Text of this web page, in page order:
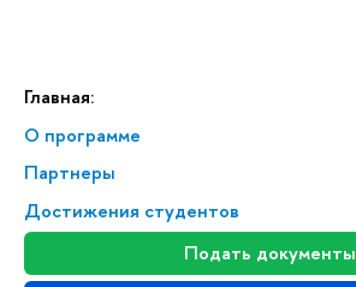
Главная:
О программе
Партнеры
Достижения студентов
Подать документы